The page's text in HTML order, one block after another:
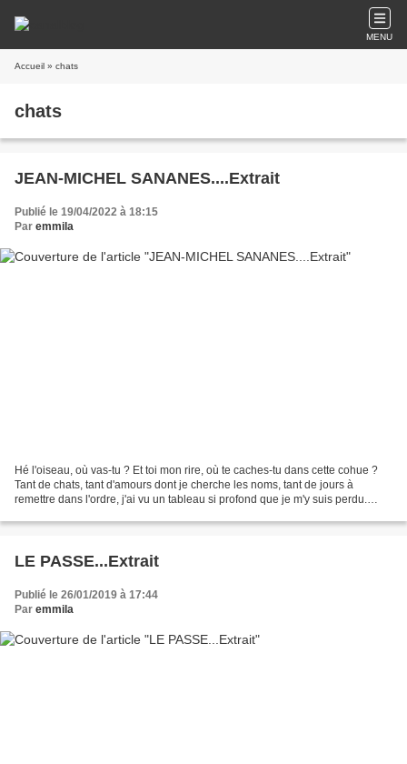
MENU
Accueil » chats
chats
JEAN-MICHEL SANANES....Extrait
Publié le 19/04/2022 à 18:15
Par emmila
Hé l'oiseau, où vas-tu ? Et toi mon rire, où te caches-tu dans cette cohue ?
Tant de chats, tant d'amours dont je cherche les noms, tant de jours à
remettre dans l'ordre, j'ai vu un tableau si profond que je m'y suis perdu.
LE PASSE...Extrait
Publié le 26/01/2019 à 17:44
Par emmila